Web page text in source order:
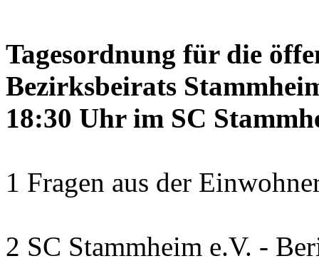
Tagesordnung für die
Bezirksbeirats
18:30 Uhr im SC
1 Fragen aus der
2 SC Stammheim e.V. -